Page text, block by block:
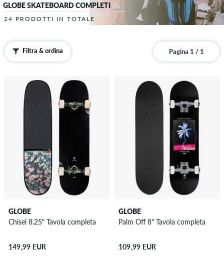
GLOBE SKATEBOARD COMPLETI
24 PRODOTTI IN TOTALE
Filtra & ordina Pagina 1 / 1
GLOBE
Chisel 8.25" Tavola completa
149,99 EUR
GLOBE
Palm Off 8" Tavola completa
109,99 EUR